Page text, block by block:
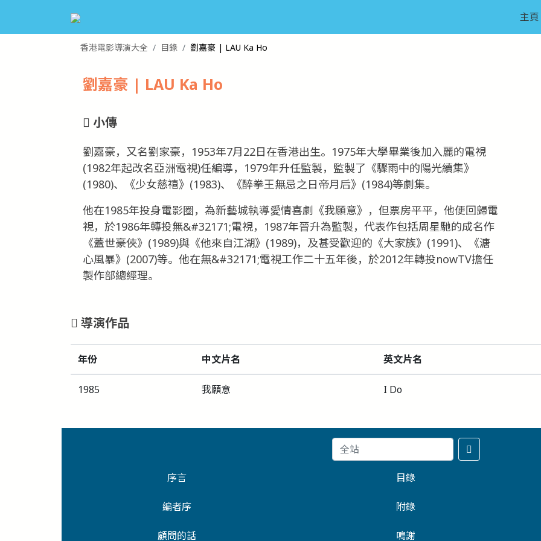
主頁
香港電影導演大全 目錄 劉嘉豪 | LAU Ka Ho
劉嘉豪 | LAU Ka Ho
小傳
劉嘉豪，又名劉家豪，1953年7月22日在香港出生。1975年大學畢業後加入麗的電視
(1982年起改名亞洲電視)任編導，1979年升任監製，監製了《驟雨中的陽光續集》
(1980)、《少女慈禧》(1983)、《醉拳王無忌之日帝月后》(1984)等劇集。
他在1985年投身電影圈，為新藝城執導愛情喜劇《我願意》，但票房平平，他便回歸電
視，於1986年轉投無&#32171;電視，1987年晉升為監製，代表作包括周星馳的成名作
《蓋世豪俠》(1989)與《他來自江湖》(1989)，及甚受歡迎的《大家族》(1991)、《溏
心風暴》(2007)等。他在無&#32171;電視工作二十五年後，於2012年轉投nowTV擔任
製作部總經理。
導演作品
年份 中文片名 英文片名
1985 我願意 I Do
序言 目錄
編者序 附錄
顧問的話 鳴謝